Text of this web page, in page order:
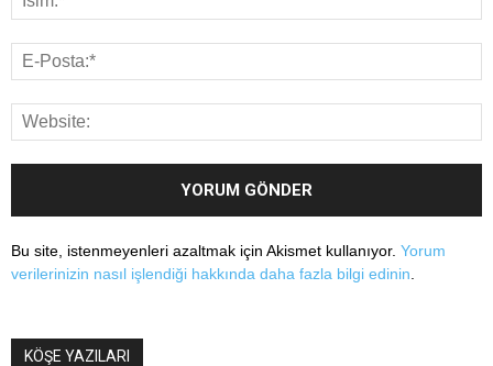
Bu site, istenmeyenleri azaltmak için Akismet kullanıyor. Yorum
verilerinizin nasıl işlendiği hakkında daha fazla bilgi edinin
KÖŞE YAZILARI